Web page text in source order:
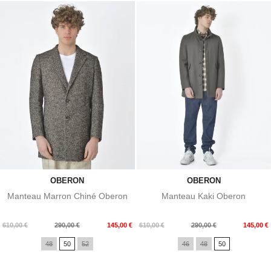
OBERON
Manteau Marron Chiné Oberon
610,00 €
Prix
290,00 € 145,00 €
Prix
48 50 52
OBERON
Manteau Kaki Oberon
610,00 €
Prix
290,00 € 145,00 €
Prix
46 48 50